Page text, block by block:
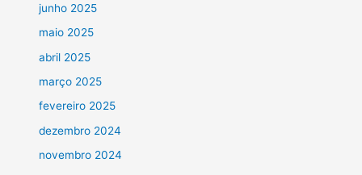
junho 2025
maio 2025
abril 2025
março 2025
fevereiro 2025
dezembro 2024
novembro 2024